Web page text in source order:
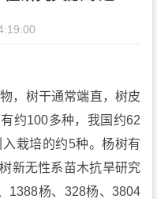
，树干通常端直，树皮
约100多种，我国约62
栽培的约5种。杨树有
新无性系苗木抗旱研究
1388杨、328杨、3804